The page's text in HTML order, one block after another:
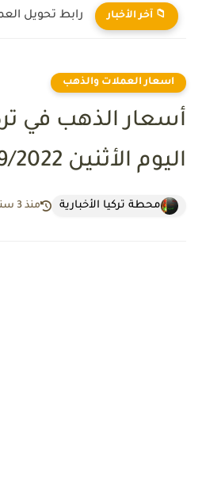
📁 آخر الأخبار
اسعار العملات والذهب
أسعار الذهب في
اليوم الأثنين 12/9/2022
محطة تركيا الأخبارية منذ 3 سنة